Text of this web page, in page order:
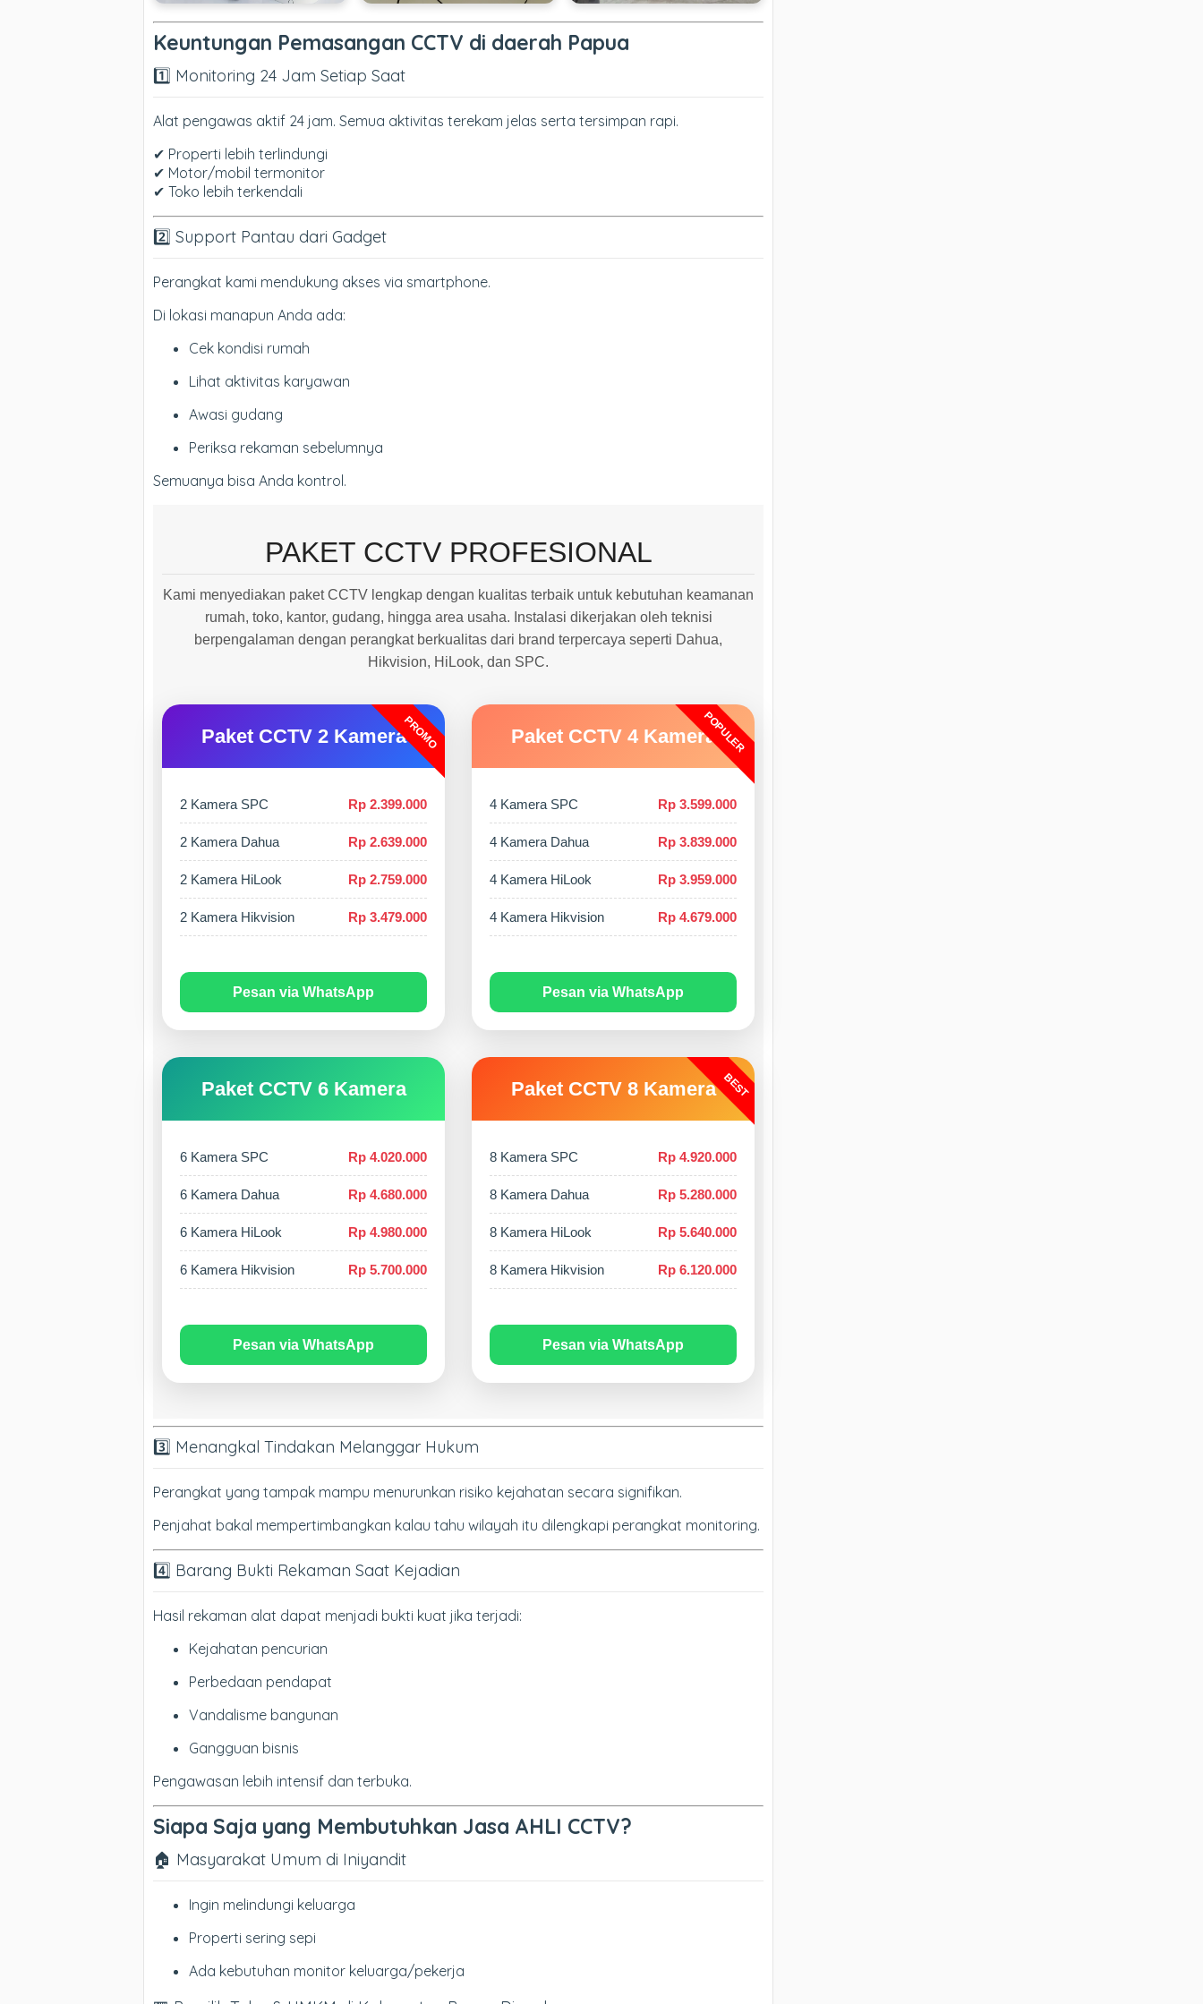
Keuntungan Pemasangan CCTV di daerah Papua
1️⃣ Monitoring 24 Jam Setiap Saat
Alat pengawas aktif 24 jam. Semua aktivitas terekam jelas serta tersimpan rapi.
✔ Properti lebih terlindungi
✔ Motor/mobil termonitor
✔ Toko lebih terkendali
2️⃣ Support Pantau dari Gadget
Perangkat kami mendukung akses via smartphone.
Di lokasi manapun Anda ada:
Cek kondisi rumah
Lihat aktivitas karyawan
Awasi gudang
Periksa rekaman sebelumnya
Semuanya bisa Anda kontrol.
PAKET CCTV PROFESIONAL
Kami menyediakan paket CCTV lengkap dengan kualitas terbaik untuk kebutuhan keamanan
rumah, toko, kantor, gudang, hingga area usaha. Instalasi dikerjakan oleh teknisi
berpengalaman dengan perangkat berkualitas dari brand terpercaya seperti Dahua,
Hikvision, HiLook, dan SPC.
PROMO
Paket CCTV 2 Kamera
2 Kamera SPC Rp 2.399.000
2 Kamera Dahua Rp 2.639.000
2 Kamera HiLook Rp 2.759.000
2 Kamera Hikvision Rp 3.479.000
Pesan via WhatsApp
POPULER
Paket CCTV 4 Kamera
4 Kamera SPC Rp 3.599.000
4 Kamera Dahua Rp 3.839.000
4 Kamera HiLook Rp 3.959.000
4 Kamera Hikvision Rp 4.679.000
Pesan via WhatsApp
Paket CCTV 6 Kamera
6 Kamera SPC Rp 4.020.000
6 Kamera Dahua Rp 4.680.000
6 Kamera HiLook Rp 4.980.000
6 Kamera Hikvision Rp 5.700.000
Pesan via WhatsApp
BEST
Paket CCTV 8 Kamera
8 Kamera SPC Rp 4.920.000
8 Kamera Dahua Rp 5.280.000
8 Kamera HiLook Rp 5.640.000
8 Kamera Hikvision Rp 6.120.000
Pesan via WhatsApp
3️⃣ Menangkal Tindakan Melanggar Hukum
Perangkat yang tampak mampu menurunkan risiko kejahatan secara signifikan.
Penjahat bakal mempertimbangkan kalau tahu wilayah itu dilengkapi perangkat monitoring.
4️⃣ Barang Bukti Rekaman Saat Kejadian
Hasil rekaman alat dapat menjadi bukti kuat jika terjadi:
Kejahatan pencurian
Perbedaan pendapat
Vandalisme bangunan
Gangguan bisnis
Pengawasan lebih intensif dan terbuka.
Siapa Saja yang Membutuhkan Jasa AHLI CCTV?
🏠 Masyarakat Umum di Iniyandit
Ingin melindungi keluarga
Properti sering sepi
Ada kebutuhan monitor keluarga/pekerja